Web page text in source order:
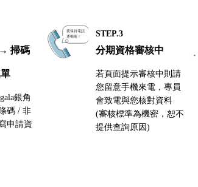
掃碼
銀角
碼 / 非
申請資
STEP.3
分期資格審核中
若頁面提示審核中則請
您留意手機來電，專員
會致電與您核對資料
(審核標準為機密，恕不
提供查詢原因)